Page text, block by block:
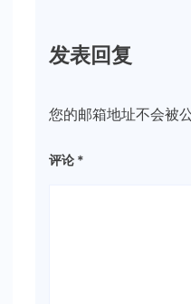
发表回复
您的邮箱地址不会被公
评论 *